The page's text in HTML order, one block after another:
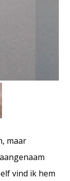
maar
vind ik hem